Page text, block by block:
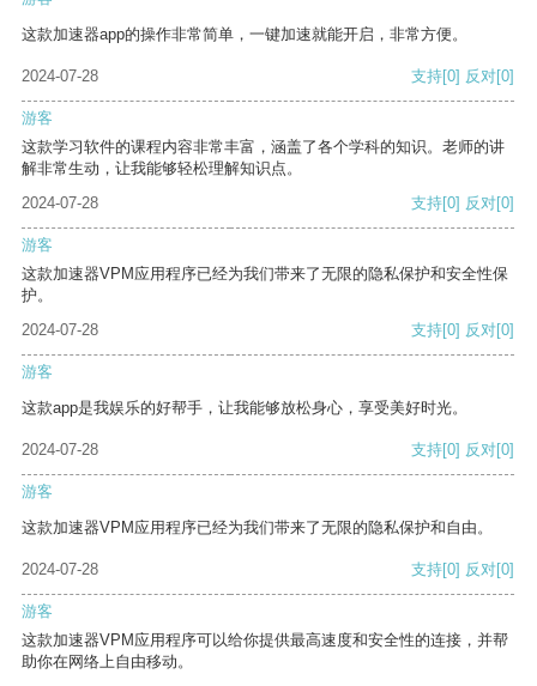
这款加速器app的操作非常简单，一键加速就能开启，非常方便。
2024-07-28 支持[0] 反对[0]
游客
这款学习软件的课程内容非常丰富，涵盖了各个学科的知识。老师的讲
解非常生动，让我能够轻松理解知识点。
2024-07-28
支持[0] 反对[0]
游客
这款加速器VPM应用程序已经为我们带来了无限的隐私保护和安全性保
护。
2024-07-28
支持[0] 反对[0]
游客
这款app是我娱乐的好帮手，让我能够放松身心，享受美好时光。
2024-07-28 支持[0] 反对[0]
游客
这款加速器VPM应用程序已经为我们带来了无限的隐私保护和自由。
2024-07-28 支持[0] 反对[0]
游客
这款加速器VPM应用程序可以给你提供最高速度和安全性的连接，并帮
助你在网络上自由移动。